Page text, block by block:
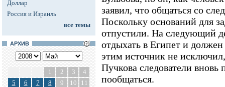
Доллар
Россия и Израиль
все темы
АРХИВ
1 2 3
4
5
6 7 8 9 10
11
заявил, что общаться со
Поскольку оснований для
отпустили. На следующий
отдыхать в Египет и
этим источник не
Пучкова следователи
пообщаться.